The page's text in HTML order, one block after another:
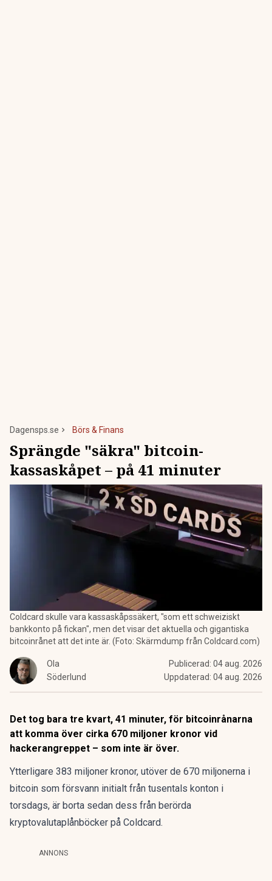
Dagensps.se Börs & Finans
Sprängde "säkra" bitcoin-
kassaskåpet – på 41 minuter
Coldcard skulle vara kassaskåpssäkert, "som ett schweiziskt
bankkonto på fickan", men det visar det aktuella och gigantiska
bitcoinrånet att det inte är. (Foto: Skärmdump från Coldcard.com)
Ola
Söderlund
Publicerad: 04 aug. 2026
Uppdaterad: 04 aug. 2026
Det tog bara tre kvart, 41 minuter, för bitcoinrånarna
att komma över cirka 670 miljoner kronor vid
hackerangreppet – som inte är över.
Ytterligare 383 miljoner kronor, utöver de 670 miljonerna i
bitcoin som försvann initialt från tusentals konton i
torsdags, är borta sedan dess från berörda
kryptovalutaplånböcker på Coldcard.
ANNONS